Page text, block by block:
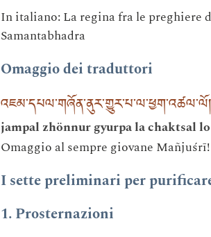
In italiano: La regina fra le preghiere
Samantabhadra
Omaggio dei traduttori
jampal zhönnur gyurpa la chaktsal lo
Omaggio al sempre giovane Mañjuśrī!
I sette preliminari per
1. Prosternazioni